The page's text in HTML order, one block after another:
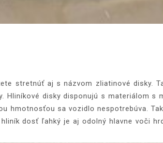
stretnúť aj s názvom zliatinové disky.
Hliníkové disky disponujú s materiálom s
hmotnosťou sa vozidlo nespotrebúva.
dosť ľahký je aj odolný hlavne voči